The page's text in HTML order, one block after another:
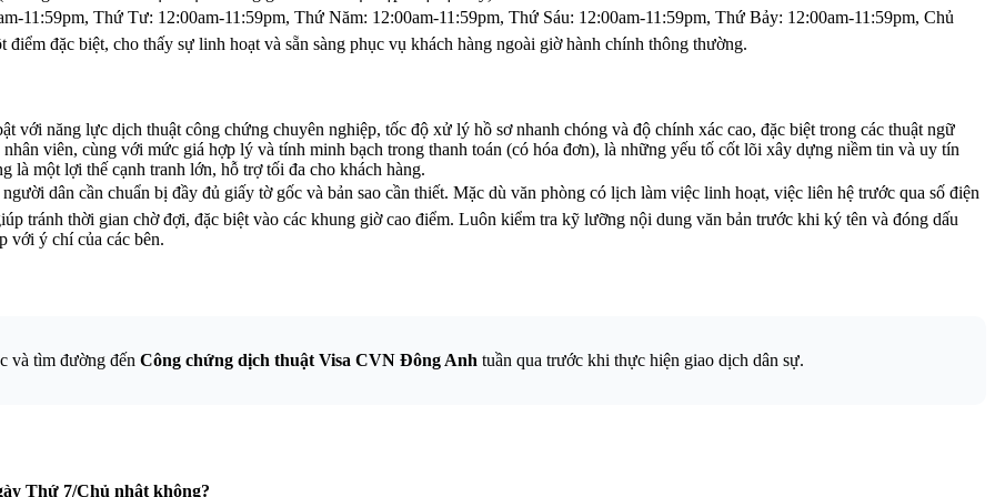
11:59pm, Thứ Tư: 12:00am-11:59pm, Thứ Năm: 12:00am-11:59pm, Thứ Sáu: 12:00am-11:59pm, Thứ Bảy: 12:00am-11:59pm, Chủ
đặc biệt, cho thấy sự linh hoạt và sẵn sàng phục vụ khách hàng ngoài giờ hành chính thông thường.
năng lực dịch thuật công chứng chuyên nghiệp, tốc độ xử lý hồ sơ nhanh chóng và độ chính xác cao, đặc biệt trong các thuật ngữ
viên, cùng với mức giá hợp lý và tính minh bạch trong thanh toán (có hóa đơn), là những yếu tố cốt lõi xây dựng niềm tin và uy tín
là một lợi thế cạnh tranh lớn, hỗ trợ tối đa cho khách hàng.
dân cần chuẩn bị đầy đủ giấy tờ gốc và bản sao cần thiết. Mặc dù văn phòng có lịch làm việc linh hoạt, việc liên hệ trước qua số điện
tránh thời gian chờ đợi, đặc biệt vào các khung giờ cao điểm. Luôn kiểm tra kỹ lưỡng nội dung văn bản trước khi ký tên và đóng dấu
với ý chí của các bên.
và tìm đường đến Công chứng dịch thuật Visa CVN Đông Anh tuần qua trước khi thực hiện giao dịch dân sự.
Thứ 7/Chủ nhật không?